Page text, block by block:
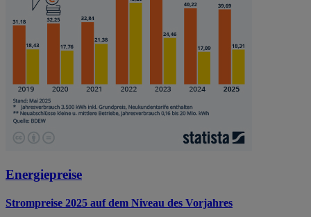
Energiepreise
Strompreise 2025 auf dem Niveau des Vorjahres